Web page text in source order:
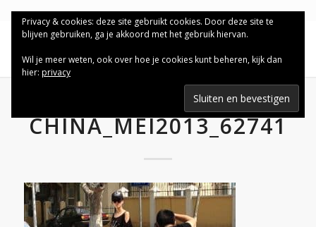
CHINA_MEI2013_62741
Privacy & cookies: deze site gebruikt cookies. Door deze site te
blijven gebruiken, ga je akkoord met het gebruik hiervan.
Wil je meer weten, ook over hoe je cookies kunt beheren, kijk dan
hier: privacy